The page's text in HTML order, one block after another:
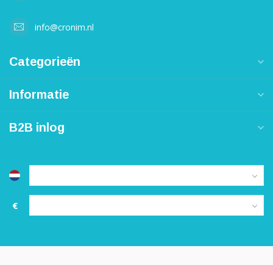
info@cronim.nl
Categorieën
Informatie
B2B inlog
€